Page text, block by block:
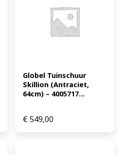
Globel Tuinschuur
Skillion (Antraciet,
64cm) – 4005717...
€549,00